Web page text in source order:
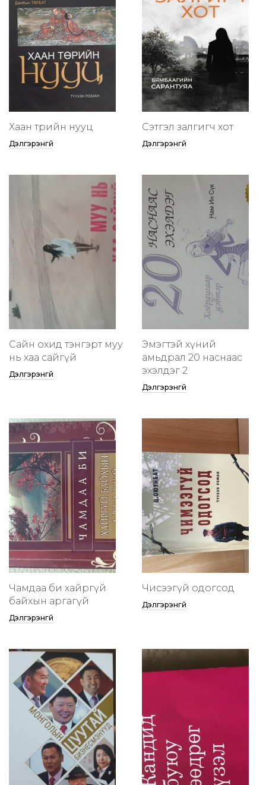
Хаан төрийн нууц
Дэлгэрэнгүй
Сэтгэл залгигч хот
Дэлгэрэнгүй
Сайн охид тэнгэрт муу
нь хаа сайгүй
Дэлгэрэнгүй
Эмэгтэй хүний
амьдрал 20 наснаас
эхэлдэг 2
Дэлгэрэнгүй
Чамдаа би хайргүй
байхын аргагүй
Дэлгэрэнгүй
Чисээгүй одогсод
Дэлгэрэнгүй